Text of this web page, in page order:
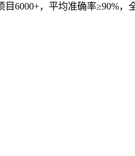
6000+，平均准确率≥90%，